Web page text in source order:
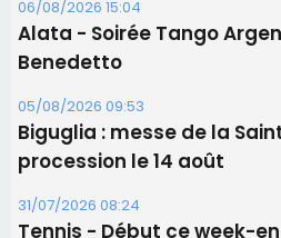
Les brèves
06/08/2026 15:57
Ucciani – Marché des
11 août
06/08/2026 15:25
Corte – L’association A
projection sous les étoiles